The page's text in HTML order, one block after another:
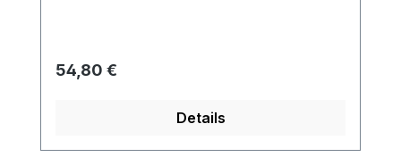
Regulärer Preis:
54,80 €
Details